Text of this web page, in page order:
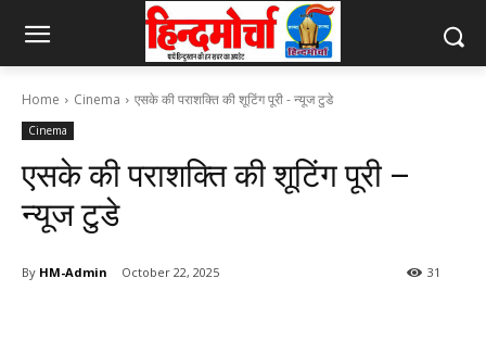
Home Cinema एसके की पराशक्ति की शूटिंग पूरी - न्यूज टुडे
Cinema
एसके की पराशक्ति की शूटिंग पूरी –
न्यूज टुडे
By HM-Admin October 22, 2025 31